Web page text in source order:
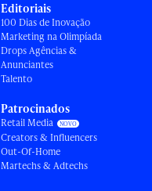
Editoriais
100 Dias de Inovação
Marketing na Olimpíada
Drops Agências &
Anunciantes
Talento
Patrocinados
Retail Media
Creators & Influencers
Out-Of-Home
Martechs & Adtechs